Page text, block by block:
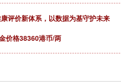
评价新体系，以数据为基守护未来
价格38360港币/两